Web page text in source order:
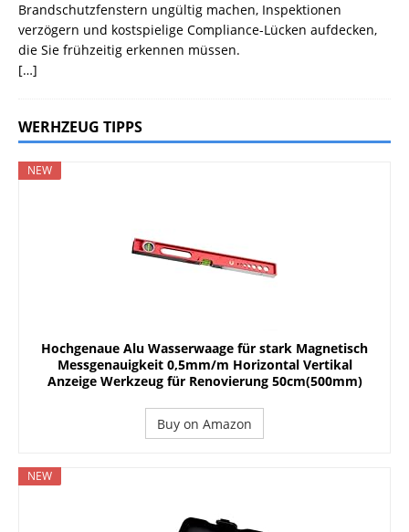
Brandschutzfenstern ungültig machen, Inspektionen
verzögern und kostspielige Compliance-Lücken aufdecken,
die Sie frühzeitig erkennen müssen.
[…]
WERHZEUG TIPPS
NEW
Hochgenaue Alu Wasserwaage für stark Magnetisch
Messgenauigkeit 0,5mm/m Horizontal Vertikal
Anzeige Werkzeug für Renovierung 50cm(500mm)
Buy on Amazon
NEW